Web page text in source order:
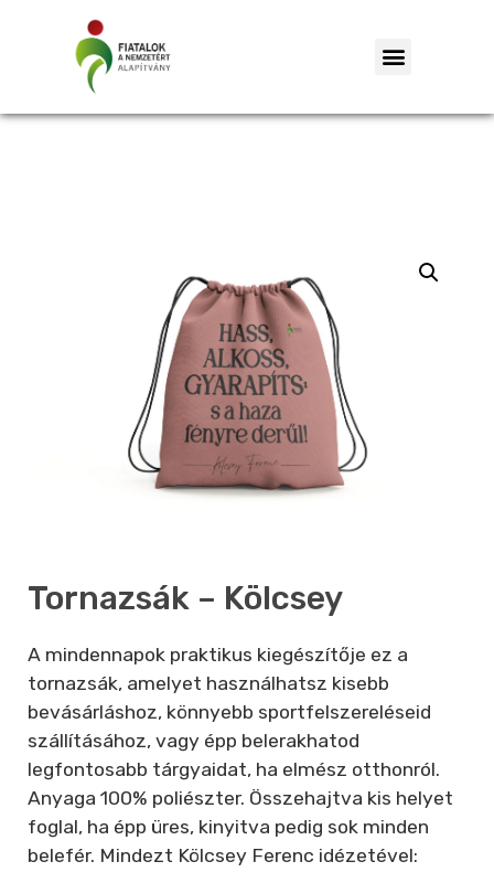
Tornazsák – Kölcsey
A mindennapok praktikus kiegészítője ez a
tornazsák, amelyet használhatsz kisebb
bevásárláshoz, könnyebb sportfelszereléseid
szállításához, vagy épp belerakhatod
legfontosabb tárgyaidat, ha elmész otthonról.
Anyaga 100% poliészter. Összehajtva kis helyet
foglal, ha épp üres, kinyitva pedig sok minden
belefér. Mindezt Kölcsey Ferenc idézetével: